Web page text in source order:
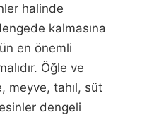
halinde
kalmasına
en önemli
Öğle ve
meyve, tahıl, süt
dengeli